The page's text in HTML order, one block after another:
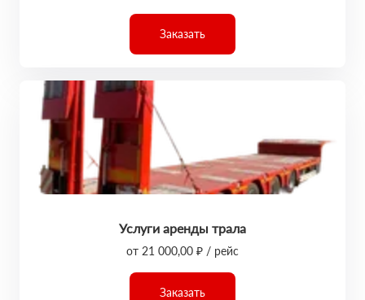
Заказать
Услуги аренды трала
от 21 000,00 ₽ / рейс
Заказать